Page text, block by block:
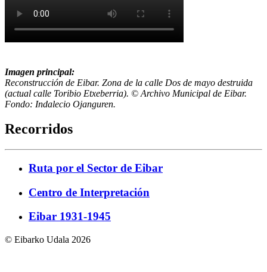
Imagen principal:
Reconstrucción de Eibar. Zona de la calle Dos de mayo destruida
(actual calle Toribio Etxeberria). © Archivo Municipal de Eibar.
Fondo: Indalecio Ojanguren.
Recorridos
Ruta por el Sector de Eibar
Centro de Interpretación
Eibar 1931-1945
© Eibarko Udala 2026